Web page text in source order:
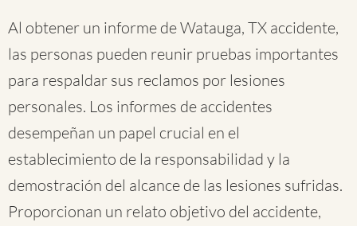
Al obtener un informe de Watauga, TX accidente,
las personas pueden reunir pruebas importantes
para respaldar sus reclamos por lesiones
personales. Los informes de accidentes
desempeñan un papel crucial en el
establecimiento de la responsabilidad y la
demostración del alcance de las lesiones sufridas.
Proporcionan un relato objetivo del accidente,